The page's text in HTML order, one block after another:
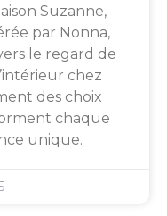
Suzanne,
par Nonna,
le regard de
chez
des choix
chaque
unique.